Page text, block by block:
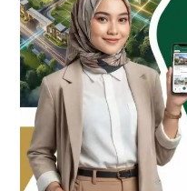
Komisi
Besar
|
RDA
LAND